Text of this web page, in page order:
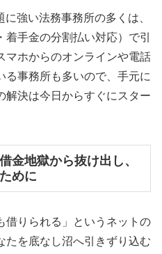
強い法務事務所の多くは、
手金の分割払い対応）で引
マホからのオンラインや電話
る事務所も多いので、手元に
解決は今日からすぐにスター
金地獄から抜け出し、
めに
借りられる」というネットの
たを底なし沼へ引きずり込む